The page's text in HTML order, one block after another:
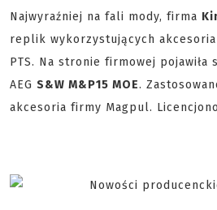
Najwyraźniej na fali mody, firma
replik wykorzystujących
PTS. Na stronie firmowej
AEG S&W M&P15 MOE.
akcesoria firmy Magpul.